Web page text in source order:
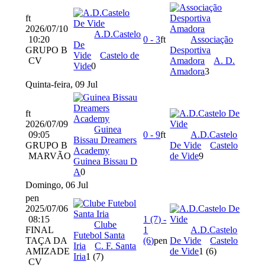
ft
2026/07/10
10:20
GRUPO B
CV
A.D.Castelo
De
Vide
Castelo de
Vide0
0 -3ft
Associação
Desportiva
Amadora
A. D.
Amadora3
Quinta-feira, 09 Jul
ft
2026/07/09
09:05
GRUPO B
MARVÃO
Guinea
Bissau Dreamers
Academy​
Guinea Bissau D
A0
0 -9ft
A.D.Castelo
De Vide
Castelo
de Vide9
Domingo, 06 Jul
pen
2025/07/06
08:15
FINAL
TAÇA DA
AMIZADE
CV
Clube
Futebol Santa
Iria
C. F. Santa
Iria1(7)
1(7) -
1
(6)pen
A.D.Castelo
De Vide
Castelo
de Vide1(6)